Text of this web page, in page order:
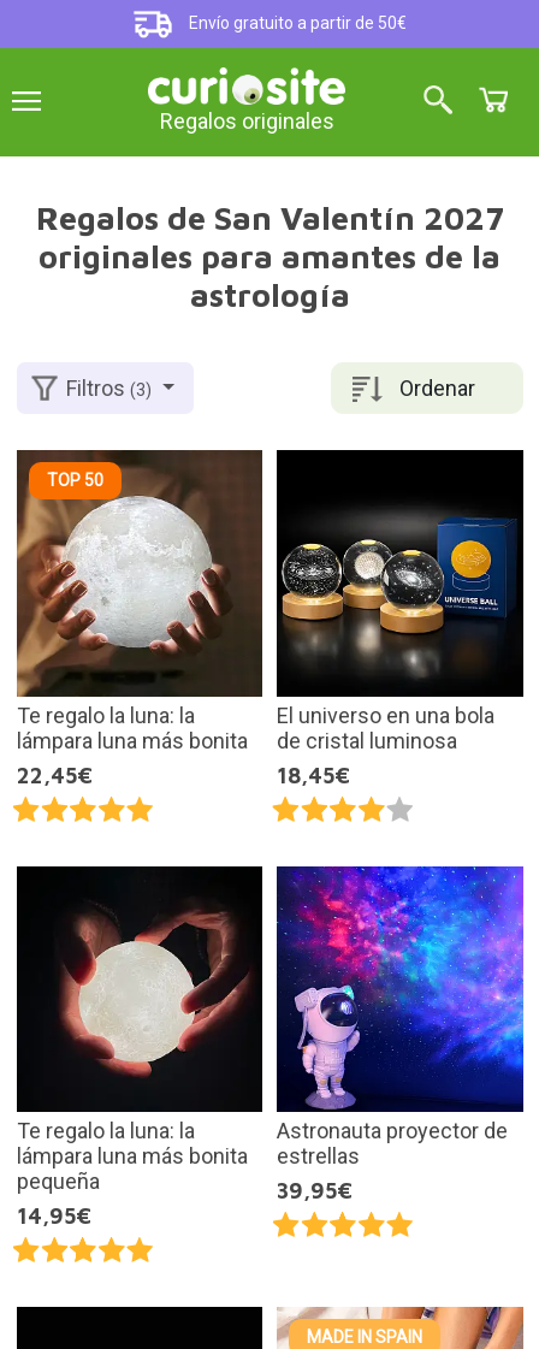
Envío gratuito a partir de 50€
Regalos originales
Regalos de San Valentín 2027
originales para amantes de la
astrología
Ordenar
Filtros(3)
TOP 50
Te regalo la luna: la
lámpara luna más bonita
22,45€
El universo en una bola
de cristal luminosa
18,45€
Te regalo la luna: la
lámpara luna más bonita
pequeña
14,95€
Astronauta proyector de
estrellas
39,95€
MADE IN SPAIN